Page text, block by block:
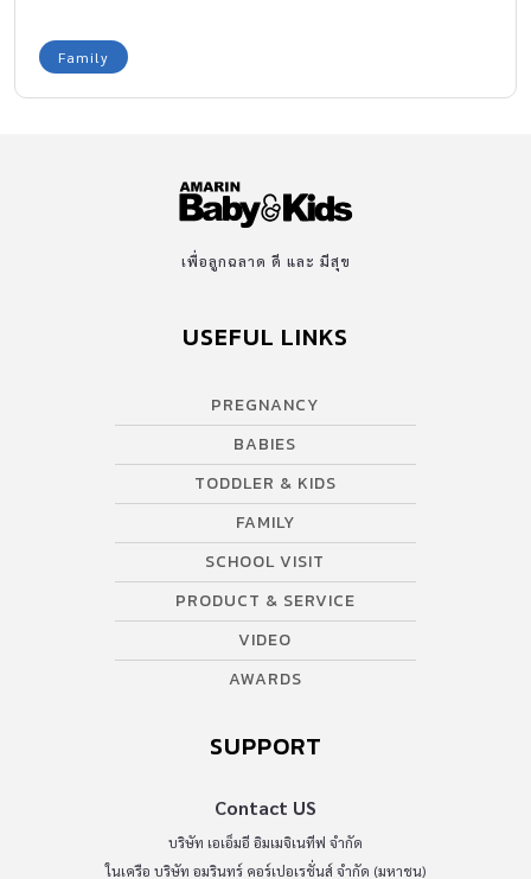
Family
เพื่อลูกฉลาด ดี และ มีสุข
USEFUL LINKS
PREGNANCY
BABIES
TODDLER & KIDS
FAMILY
SCHOOL VISIT
PRODUCT & SERVICE
VIDEO
AWARDS
SUPPORT
Contact US
บริษัท เอเอ็มอี อิมเมจิเนทีฟ จำกัด
ในเครือ บริษัท อมรินทร์ คอร์เปอเรชั่นส์ จำกัด (มหาชน)